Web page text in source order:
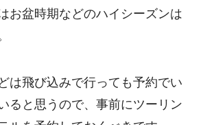
お盆時期などのハイシーズンは
は飛び込みで行っても予約でい
ると思うので、事前にツーリン